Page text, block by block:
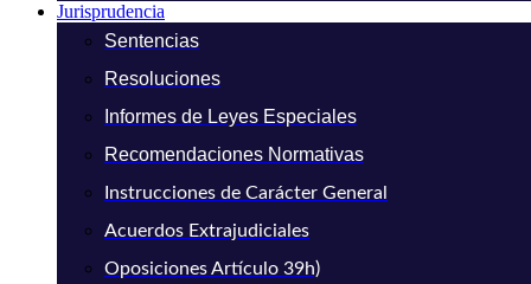
Jurisprudencia
Sentencias
Resoluciones
Informes de Leyes Especiales
Recomendaciones Normativas
Instrucciones de Carácter General
Acuerdos Extrajudiciales
Oposiciones Artículo 39h)